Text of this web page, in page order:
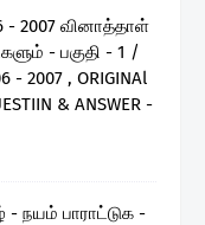
- 2007 வினாத்தாள்
- பகுதி - 1 /
- 2007 , ORIGINAl
& ANSWER -
- நயம் பாராட்டுக -